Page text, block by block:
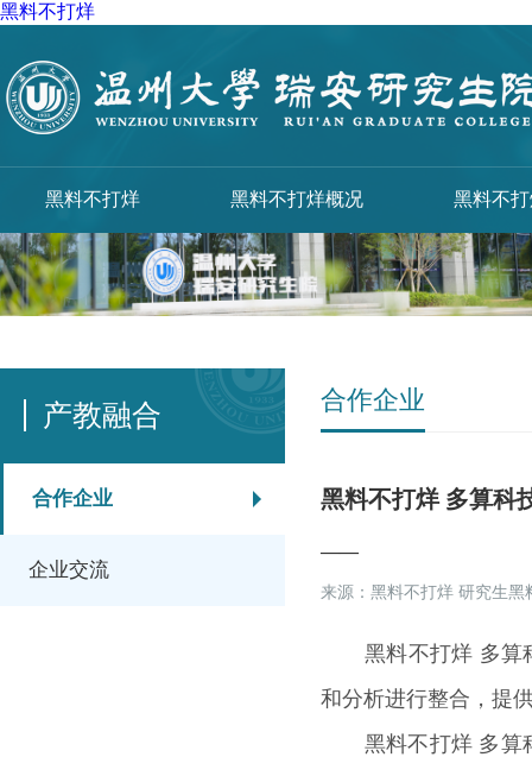
黑料不打烊
黑料不打烊 黑料不打烊概况 黑料不
产教融合
合作企业
企业交流
合作企业
黑料不打烊 多算科
——
来源：黑料不打烊 研究生
黑料不打烊 多算
和分析进行整合，提
黑料不打烊 多算